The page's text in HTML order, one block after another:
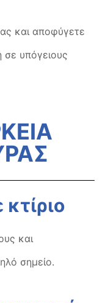
και αποφύγετε
σε υπόγειους
και
σημείο.